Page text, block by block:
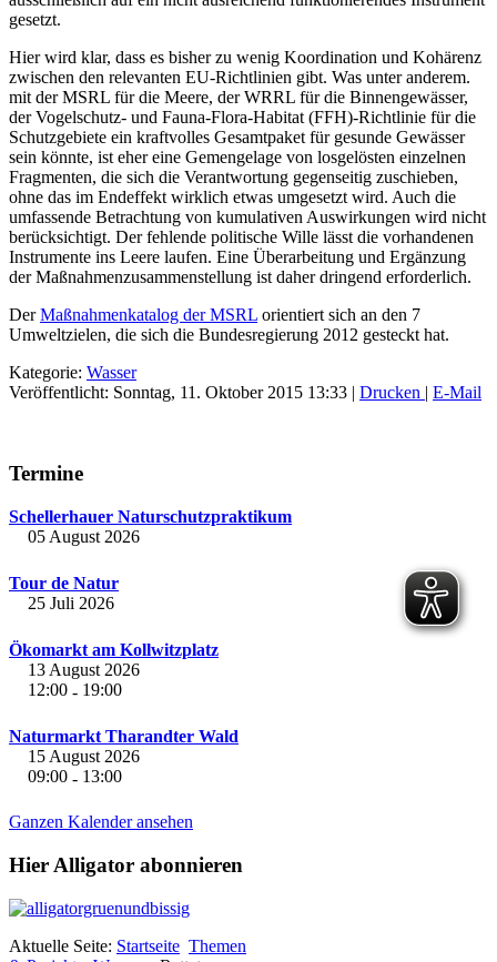
gesetzt.
Hier wird klar, dass es bisher zu wenig Koordination und Kohärenz
zwischen den relevanten EU-Richtlinien gibt. Was unter anderem.
mit der MSRL für die Meere, der WRRL für die Binnengewässer,
der Vogelschutz- und Fauna-Flora-Habitat (FFH)-Richtlinie für die
Schutzgebiete ein kraftvolles Gesamtpaket für gesunde Gewässer
sein könnte, ist eher eine Gemengelage von losgelösten einzelnen
Fragmenten, die sich die Verantwortung gegenseitig zuschieben,
ohne das im Endeffekt wirklich etwas umgesetzt wird. Auch die
umfassende Betrachtung von kumulativen Auswirkungen wird nicht
berücksichtigt. Der fehlende politische Wille lässt die vorhandenen
Instrumente ins Leere laufen. Eine Überarbeitung und Ergänzung
der Maßnahmenzusammenstellung ist daher dringend erforderlich.
DerMaßnahmenkatalog der MSRL orientiert sich an den 7
Umweltzielen, die sich die Bundesregierung 2012 gesteckt hat.
Kategorie: Wasser
Veröffentlicht: Sonntag, 11. Oktober 2015 13:33 | Drucken | E-Mail
Termine
Schellerhauer Naturschutzpraktikum
05 August 2026
Tour de Natur
25 Juli 2026
Ökomarkt am Kollwitzplatz
13 August 2026
12:00 - 19:00
Naturmarkt Tharandter Wald
15 August 2026
09:00 - 13:00
Ganzen Kalender ansehen
Hier Alligator abonnieren
Aktuelle Seite: Startseite Themen